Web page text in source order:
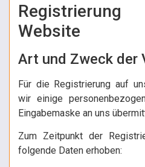
Website
Art und Zweck der
Für die Registrierung auf
wir einige
Eingabemaske an uns
Zum Zeitpunkt der
folgende Daten erhoben: